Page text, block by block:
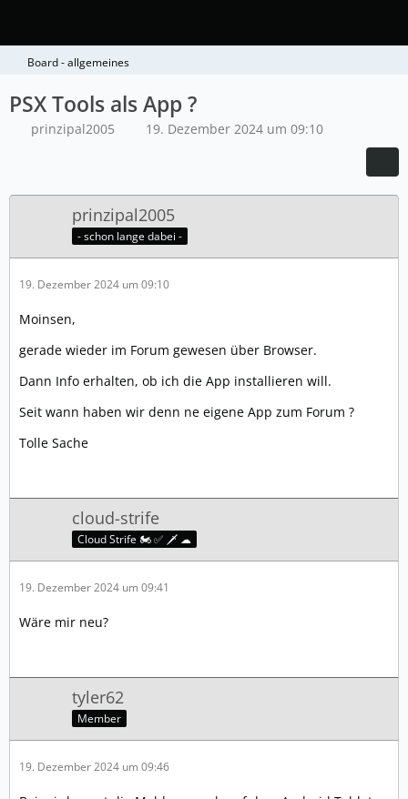
Board - allgemeines
PSX Tools als App ?
prinzipal2005 19. Dezember 2024 um 09:10
prinzipal2005
- schon lange dabei -
19. Dezember 2024 um 09:10
Moinsen,
gerade wieder im Forum gewesen über Browser.
Dann Info erhalten, ob ich die App installieren will.
Seit wann haben wir denn ne eigene App zum Forum ?
Tolle Sache
cloud-strife
Cloud Strife 🏍️ ✅ 🗡️ ☁
19. Dezember 2024 um 09:41
Wäre mir neu?
tyler62
Member
19. Dezember 2024 um 09:46